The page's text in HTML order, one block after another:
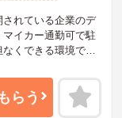
れている企業のデ
イカー通勤可で駐
くできる環境で
らう